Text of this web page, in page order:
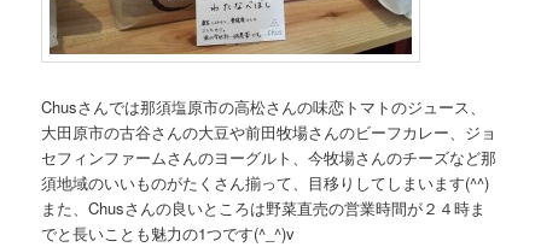
Chusさんでは那須塩原市の高松さんの味恋トマトのジュース、
大田原市の古谷さんの大豆や前田牧場さんのビーフカレー、ジョ
セフィンファームさんのヨーグルト、今牧場さんのチーズなど那
須地域のいいものがたくさん揃って、目移りしてしまいます(^^)
また、Chusさんの良いところは野菜直売の営業時間が２４時ま
でと長いことも魅力の1つです(^_^)v